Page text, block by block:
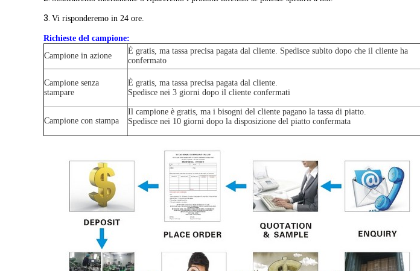
3. Vi risponderemo in 24 ore.
Richieste del campione:
Campione in azione
È gratis, ma tassa precisa pagata dal cliente. Spedisce subito dopo che il cliente ha
confermato
Campione senza
stampare
È gratis, ma tassa precisa pagata dal cliente.
Spedisce nei 3 giorni dopo il cliente confermati
Campione con stampa
Il campione è gratis, ma i bisogni del cliente pagano la tassa di piatto.
Spedisce nei 10 giorni dopo la disposizione del piatto confermata